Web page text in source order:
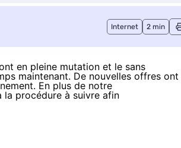
Internet 2 min
en pleine mutation et le sans
maintenant. De nouvelles offres ont
. En plus de notre
la procédure à suivre afin